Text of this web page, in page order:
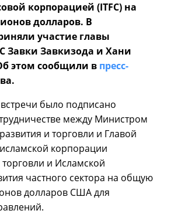
корпорацией (ITFC) на
долларов. В
участие главы
Завки Завкизода и Хани
этом сообщили в пресс-
было подписано
между Министром
и торговли и Главой
корпорации
и Исламской
частного сектора на общую
долларов США для